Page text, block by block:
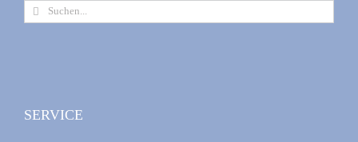
Suche
nach:
SERVICE